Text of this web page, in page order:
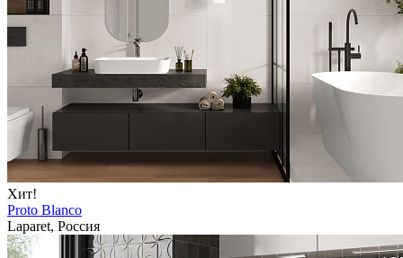
Хит!
Proto Blanco
Laparet, Россия